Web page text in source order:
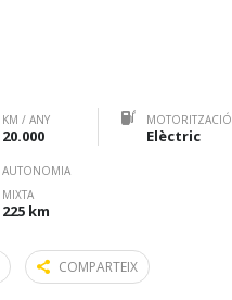
KM / ANY
20.000
MOTORITZACIÓ
Elèctric
AUTONOMIA
MIXTA
225 km
COMPARTEIX